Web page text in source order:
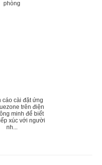
phòng
cáo cài đặt ứng
trên điện
minh để biết
xúc với người
nh...